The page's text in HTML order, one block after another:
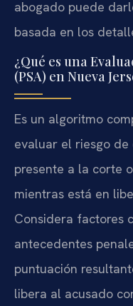
abogado puede
basada en los
¿Qué es una
(PSA) en Nueva
Es un algoritmo
evaluar el riesgo de
presente a la corte
mientras está en
Considera factores
antecedentes
puntuación
libera al acusado